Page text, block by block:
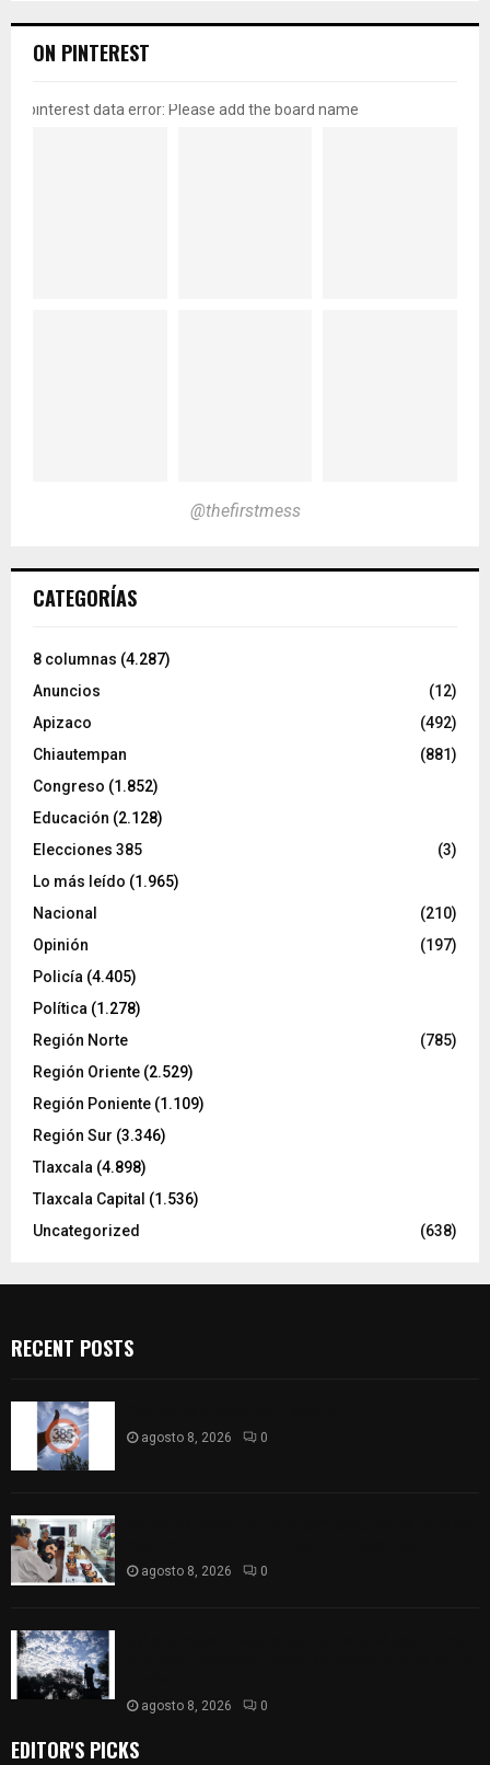
ON PINTEREST
pinterest data error: Please add the board name
@thefirstmess
CATEGORÍAS
8 columnas (4.287)
Anuncios
(12)
Apizaco
(492)
Chiautempan
(881)
Congreso (1.852)
Educación (2.128)
Elecciones 385
(3)
Lo más leído (1.965)
Nacional
(210)
Opinión
(197)
Policía (4.405)
Política (1.278)
Región Norte
(785)
Región Oriente (2.529)
Región Poniente (1.109)
Región Sur (3.346)
Tlaxcala (4.898)
Tlaxcala Capital (1.536)
Uncategorized
(638)
RECENT POSTS
agosto 8, 2026 0
agosto 8, 2026 0
agosto 8, 2026 0
EDITOR'S PICKS